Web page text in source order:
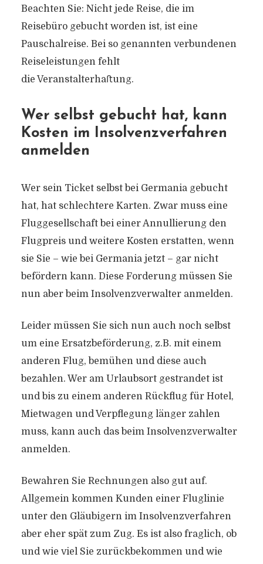
Beachten Sie: Nicht jede Reise, die im
Reisebüro gebucht worden ist, ist eine
Pauschalreise. Bei so genannten verbundenen
Reiseleistungen fehlt
die Veranstalterhaﬅung.
Wer selbst gebucht hat, kann
Kosten im Insolvenzverfahren
anmelden
Wer sein Ticket selbst bei Germania gebucht
hat, hat schlechtere Karten. Zwar muss eine
Fluggesellschaft bei einer Annullierung den
Flugpreis und weitere Kosten erstatten, wenn
sie Sie – wie bei Germania jetzt – gar nicht
befördern kann. Diese Forderung müssen Sie
nun aber beim Insolvenzverwalter anmelden.
Leider müssen Sie sich nun auch noch selbst
um eine Ersatzbeförderung, z.B. mit einem
anderen Flug, bemühen und diese auch
bezahlen. Wer am Urlaubsort gestrandet ist
und bis zu einem anderen Rückflug für Hotel,
Mietwagen und Verpflegung länger zahlen
muss, kann auch das beim Insolvenzverwalter
anmelden.
Bewahren Sie Rechnungen also gut auf.
Allgemein kommen Kunden einer Fluglinie
unter den Gläubigern im Insolvenzverfahren
aber eher spät zum Zug. Es ist also fraglich, ob
und wie viel Sie zurückbekommen und wie